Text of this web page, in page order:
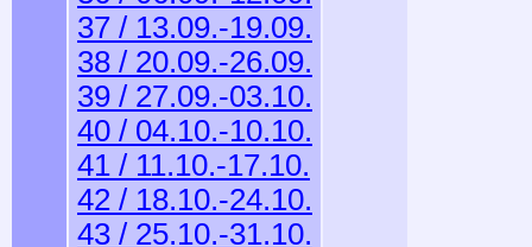
37 / 13.09.-19.09.
38 / 20.09.-26.09.
39 / 27.09.-03.10.
40 / 04.10.-10.10.
41 / 11.10.-17.10.
42 / 18.10.-24.10.
43 / 25.10.-31.10.